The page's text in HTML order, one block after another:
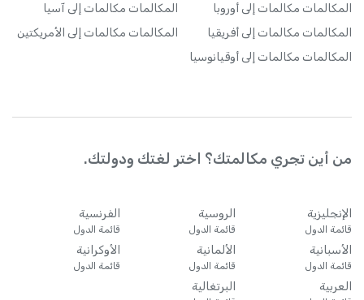
المكالمات مكالمات إلى أوروبا المكالمات مكالمات إلى آسيا
المكالمات مكالمات إلى أفريقيا المكالمات مكالمات إلى الأمريكتين
المكالمات مكالمات إلى أوقيانوسيا
من أين تجري مكالمتك؟ اختر لغتك ودولتك.
الإنجليزية
قائمة الدول
الروسية
قائمة الدول
الفرنسية
قائمة الدول
الأسبانية
قائمة الدول
الألمانية
قائمة الدول
الأوكرانية
قائمة الدول
العربية البرتغالية